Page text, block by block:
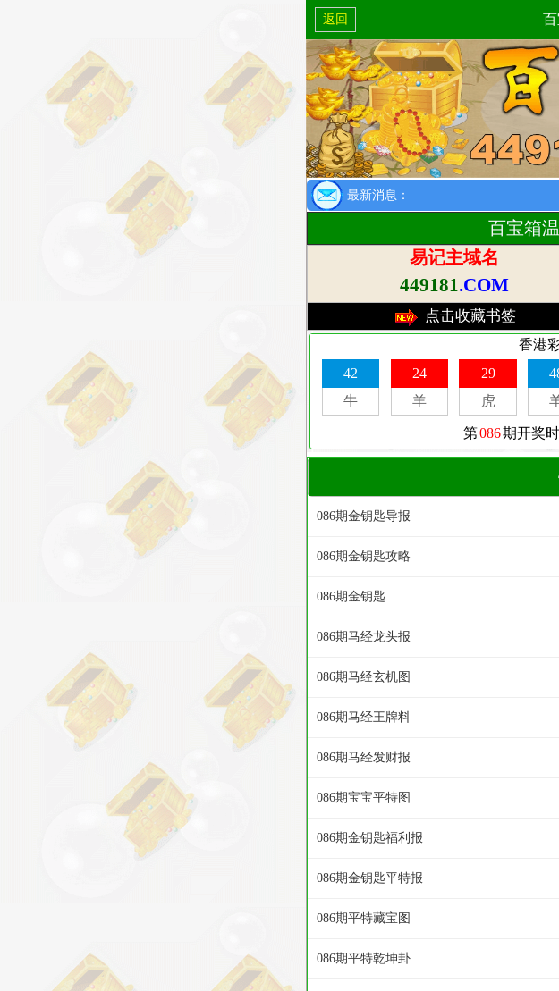
返回 百
最新消息：
百宝箱
易记主域名
449181.COM
点击收藏书签
086期金钥匙导报
086期金钥匙攻略
086期金钥匙
086期马经龙头报
086期马经玄机图
086期马经王牌料
086期马经发财报
086期宝宝平特图
086期金钥匙福利报
086期金钥匙平特报
086期平特藏宝图
086期平特乾坤卦